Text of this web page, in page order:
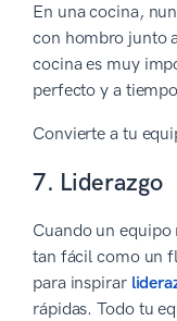
En una cocina,
con hombro junto
cocina es muy
perfecto y a
Convierte a tu
7. Liderazgo
Cuando un equipo
tan fácil como un
para inspirar
rápidas. Todo tu